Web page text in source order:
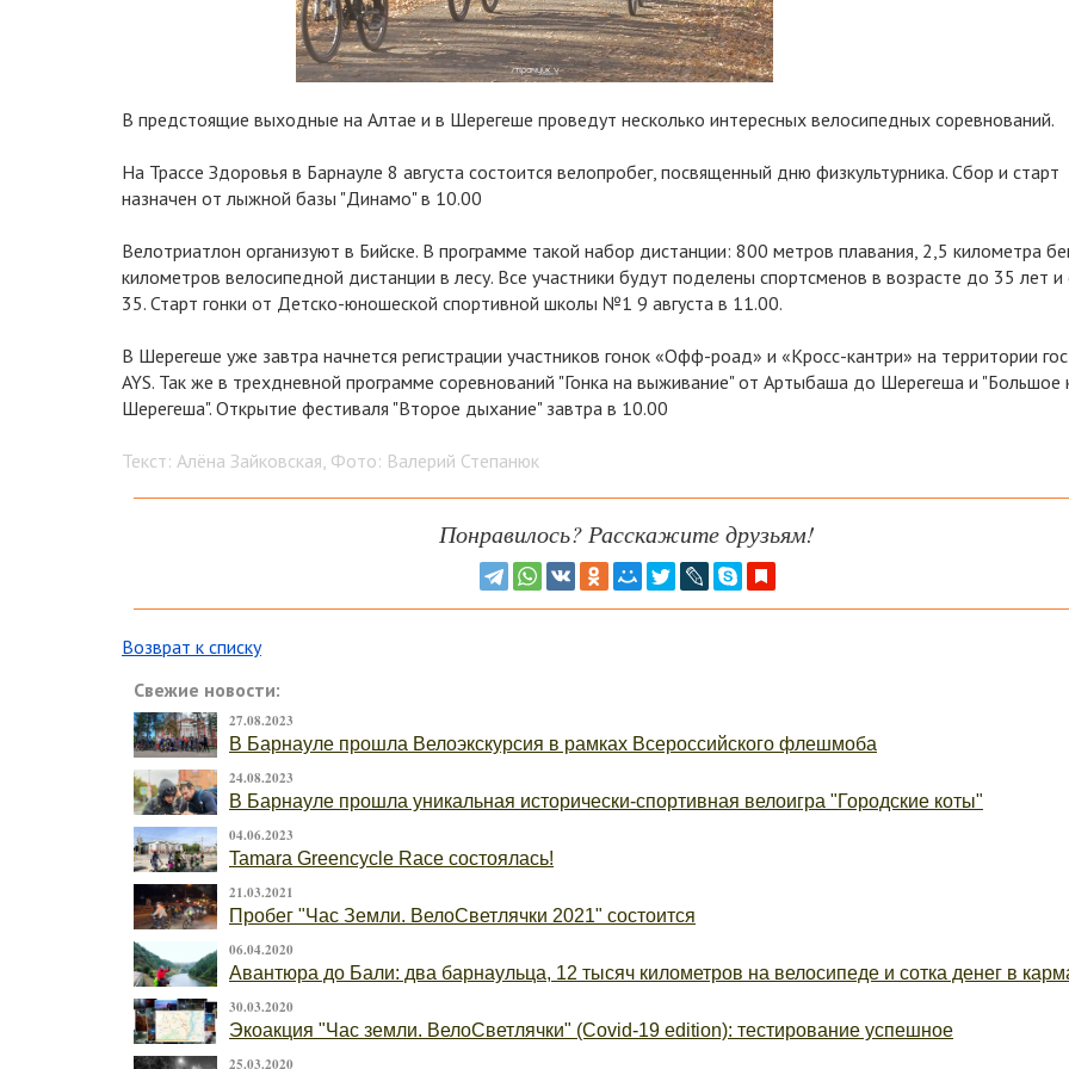
В предстоящие выходные на Алтае и в Шерегеше проведут несколько интересных велосипедных соревнований.
На Трассе Здоровья в Барнауле 8 августа состоится велопробег, посвященный дню физкультурника. Сбор и старт
назначен от лыжной базы "Динамо" в 10.00
Велотриатлон организуют в Бийске. В программе такой набор дистанции: 800 метров плавания, 2,5 километра
километров велосипедной дистанции в лесу. Все участники будут поделены спортсменов в возрасте до 35 лет
35. Старт гонки от Детско-юношеской спортивной школы №1 9 августа в 11.00.
В Шерегеше уже завтра начнется регистрации участников гонок «Офф-роад» и «Кросс-кантри» на территории
AYS. Так же в трехдневной программе соревнований "Гонка на выживание" от Артыбаша до Шерегеша и "Большое
Шерегеша". Открытие фестиваля "Второе дыхание" завтра в 10.00
Текст: Алёна Зайковская, Фото: Валерий Степанюк
Понравилось? Расскажите друзьям!
Возврат к списку
Свежие новости:
27.08.2023
В Барнауле прошла Велоэкскурсия в рамках Всероссийского флешмоба
24.08.2023
В Барнауле прошла уникальная исторически-спортивная велоигра "Городские коты"
04.06.2023
Tamara Greencycle Race состоялась!
21.03.2021
Пробег "Час Земли. ВелоСветлячки 2021" состоится
06.04.2020
Авантюра до Бали: два барнаульца, 12 тысяч километров на велосипеде и сотка денег в
30.03.2020
Экоакция "Час земли. ВелоСветлячки" (Covid-19 edition): тестирование успешное
25.03.2020